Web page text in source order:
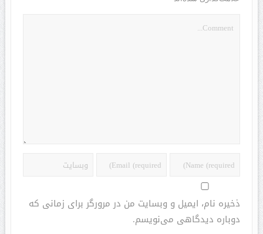
ذخیره نام، ایمیل و وبسایت من در مرورگر برای زمانی که
دوباره دیدگاهی می‌نویسم.